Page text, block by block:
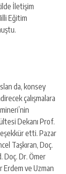
İletişim
Eğitim
da, konsey
çalışmalara
Dekanı Prof.
etti. Pazar
Taşkıran, Doç.
Doç. Dr. Ömer
Erdem ve Uzman